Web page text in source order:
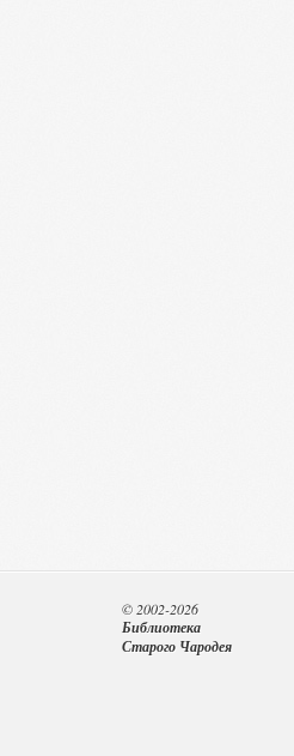
© 2002-2026
Библиотека
Старого Чародея